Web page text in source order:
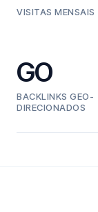
VISITAS MENSAIS
GO
BACKLINKS GEO-
DIRECIONADOS